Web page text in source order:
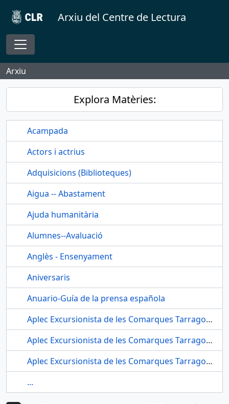
Skip to main content
Arxiu del Centre de Lectura
Toggle navigation
Arxiu
Explora Matèries:
Acampada
Actors i actrius
Adquisicions (Biblioteques)
Aigua -- Abastament
Ajuda humanitària
Alumnes--Avaluació
Anglès - Ensenyament
Aniversaris
Anuario-Guía de la prensa española
Aplec Excursionista de les Comarques Tarragonines (2n : Mussara : 1928)
Aplec Excursionista de les Comarques Tarragonines (3r : Ermita de la Mare de Déu de Barà : 1929)
Aplec Excursionista de les Comarques Tarragonines (4t : Monestir de Poblet : 1930)
...